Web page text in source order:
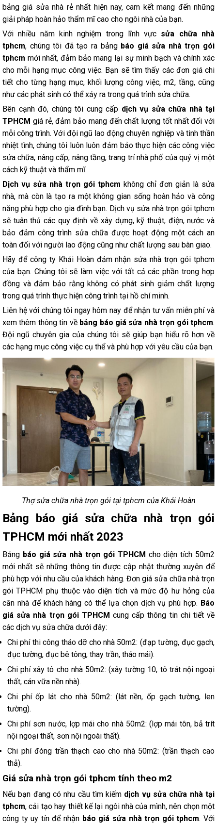
bảng giá sửa nhà rẻ nhất hiện nay, cam kết mang đến những
giải pháp hoàn hảo thẩm mĩ cao cho ngôi nhà của bạn.
Với nhiều năm kinh nghiệm trong lĩnh vực sửa chữa nhà
tphcm, chúng tôi đã tạo ra bảng báo giá sửa nhà trọn gói
tphcm mới nhất, đảm bảo mang lại sự minh bạch và chính xác
cho mỗi hạng mục công việc. Bạn sẽ tìm thấy các đơn giá chi
tiết cho từng hạng mục, khối lượng công việc, m2, tầng, cũng
như các phát sinh có thể xảy ra trong quá trình sửa chữa.
Bên cạnh đó, chúng tôi cung cấp dịch vụ sửa chữa nhà tại
TPHCM giá rẻ, đảm bảo mang đến chất lượng tốt nhất đối với
mỗi công trình. Với đội ngũ lao động chuyên nghiệp và tinh thần
nhiệt tình, chúng tôi luôn luôn đảm bảo thực hiện các công việc
sửa chữa, nâng cấp, nâng tầng, trang trí nhà phố của quý vị một
cách kỹ thuật và thẩm mĩ.
Dịch vụ sửa nhà trọn gói tphcm không chỉ đơn giản là sửa
nhà, mà còn là tạo ra một không gian sống hoàn hảo và công
năng phù hợp cho gia đình bạn. Dịch vụ sửa nhà trọn gói tphcm
sẽ tuân thủ các quy định về xây dựng, kỹ thuật, điện, nước và
bảo đảm công trình sửa chữa được hoạt động một cách an
toàn đối với người lao động cũng như chất lượng sau bàn giao.
Hãy để công ty Khải Hoàn đảm nhận sửa nhà trọn gói tphcm
của bạn. Chúng tôi sẽ làm việc với tất cả các phần trong hợp
đồng và đảm bảo rằng không có phát sinh giảm chất lượng
trong quá trình thực hiện công trình tại hồ chí minh.
Liên hệ với chúng tôi ngay hôm nay để nhận tư vấn miễn phí và
xem thêm thông tin về bảng báo giá sửa nhà trọn gói tphcm.
Đội ngũ chuyên gia của chúng tôi sẽ giúp bạn hiểu rõ hơn về
các hạng mục công việc cụ thể và phù hợp với yêu cầu của bạn.
Thợ sửa chữa nhà trọn gói tại tphcm của Khải Hoàn
Bảng báo giá sửa chữa nhà trọn gói
TPHCM mới nhất 2023
Bảng báo giá sửa nhà trọn gói TPHCM cho diện tích 50m2
mới nhất sẽ những thông tin được cập nhật thường xuyên để
phù hợp với nhu cầu của khách hàng. Đơn giá sửa chữa nhà trọn
gói TPHCM phụ thuộc vào diện tích và mức độ hư hỏng của
căn nhà để khách hàng có thể lựa chọn dịch vụ phù hợp. Báo
giá sửa nhà trọn gói TPHCM cung cấp thông tin chi tiết về
các dịch vụ sửa chữa dưới đây:
Chi phí thi công tháo dỡ cho nhà 50m2: (đạp tường, đục gạch,
đục tường, đục bê tông, thay trần, tháo mái).
Chi phí xây tô cho nhà 50m2: (xây tường 10, tô trát nội ngoại
thất, cán vữa nền nhà).
Chi phí ốp lát cho nhà 50m2: (lát nền, ốp gạch tường, len
tường).
Chi phí sơn nước, lợp mái cho nhà 50m2: (lợp mái tôn, bả trít
nội ngoại thất, sơn nội ngoài thất).
Chi phí đóng trần thạch cao cho nhà 50m2: (trần thạch cao
thả).
Giá sửa nhà trọn gói tphcm tính theo m2
Nếu bạn đang có nhu cầu tìm kiếm dịch vụ sửa chữa nhà tại
tphcm, cải tạo hay thiết kế lại ngôi nhà của mình, nên chọn một
công ty uy tín để nhận báo giá sửa nhà trọn gói tphcm. Với